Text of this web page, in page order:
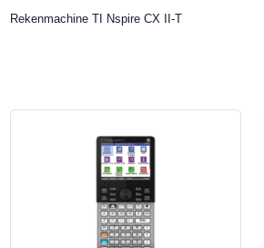
Rekenmachine TI Nspire CX II-T